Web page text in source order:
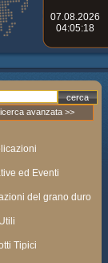
07.08.2026
04:05:18
avanzata >>
ed Eventi
del grano duro
Tipici